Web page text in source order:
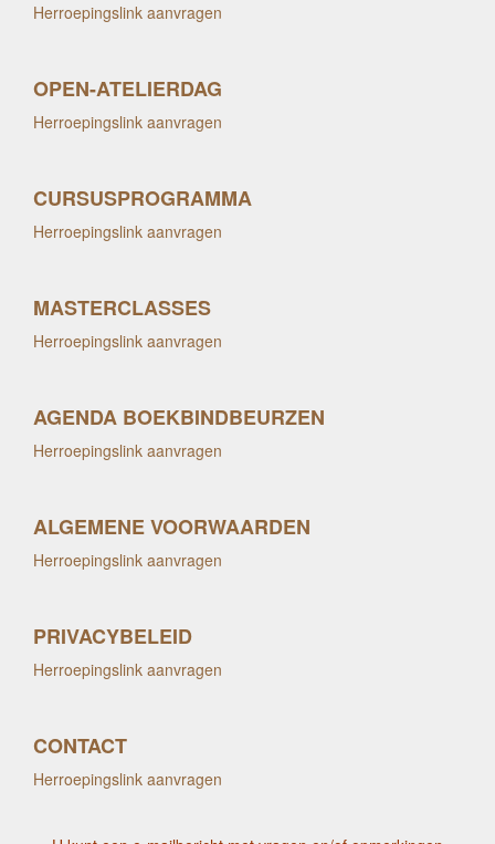
Herroepingslink aanvragen
OPEN-ATELIERDAG
Herroepingslink aanvragen
CURSUSPROGRAMMA
Herroepingslink aanvragen
MASTERCLASSES
Herroepingslink aanvragen
AGENDA BOEKBINDBEURZEN
Herroepingslink aanvragen
ALGEMENE VOORWAARDEN
Herroepingslink aanvragen
PRIVACYBELEID
Herroepingslink aanvragen
CONTACT
Herroepingslink aanvragen